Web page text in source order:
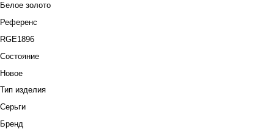
Белое золото
Референс
RGE1896
Состояние
Новое
Тип изделия
Серьги
Бренд